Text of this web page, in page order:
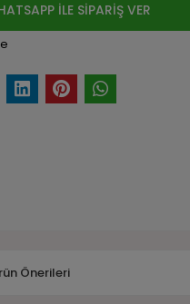
İLE SİPARİŞ VER
Önerileri